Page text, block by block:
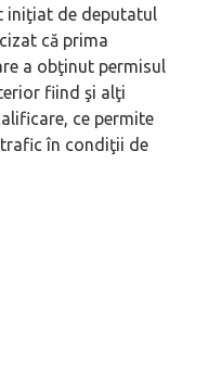
iniţiat de deputatul
că prima
a obţinut permisul
fiind şi alţi
ce permite
în condiţii de